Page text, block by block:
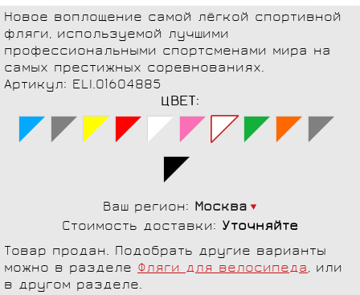
Новое воплощение самой лёгкой спортивной
фляги, используемой лучшими
профессиональными спортсменами мира на
самых престижных соревнованиях.
Артикул: ELI.01604885
ЦВЕТ:
Ваш регион: Москва
Стоимость доставки: Уточняйте
Товар продан. Подобрать другие варианты
можно в разделе Фляги для велосипеда, или
в другом разделе.